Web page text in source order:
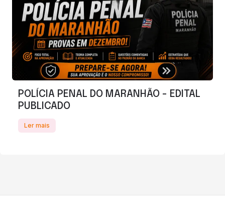
POLÍCIA PENAL DO MARANHÃO - EDITAL
PUBLICADO
Ler mais